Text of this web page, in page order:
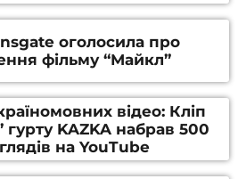
оголосила про
фільму “Майкл”
відео: Кліп
гурту KAZKA набрав 500
на YouTube